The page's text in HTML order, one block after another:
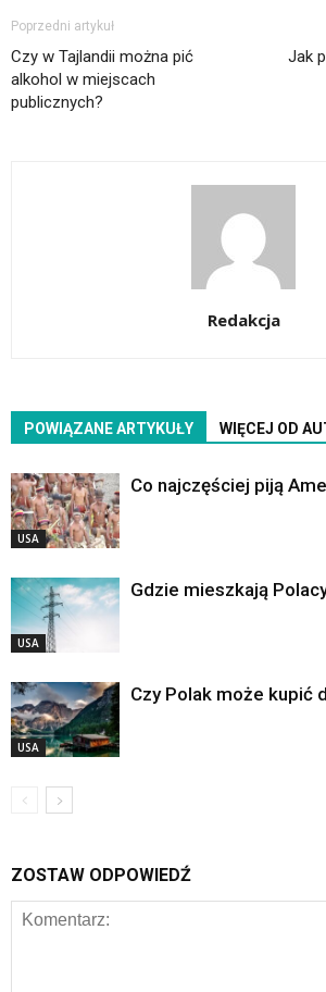
Poprzedni artykuł
Czy w Tajlandii można pić
alkohol w miejscach
publicznych?
Jak
Redakcja
POWIĄZANE ARTYKUŁY WIĘCEJ OD
USA
Co najczęściej piją
USA
Gdzie mieszkają
USA
Czy Polak może kupić
ZOSTAW ODPOWIEDŹ